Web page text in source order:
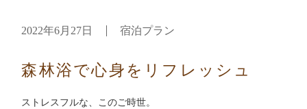
2022年6月27日 宿泊プラン
森林浴で心身をリフレッシュ
ストレスフルな、このご時世。